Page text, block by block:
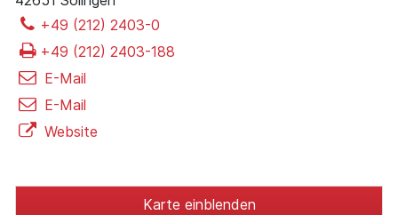
+49 (212) 2403-0
+49 (212) 2403-188
E-Mail
E-Mail
Website
Karte einblenden